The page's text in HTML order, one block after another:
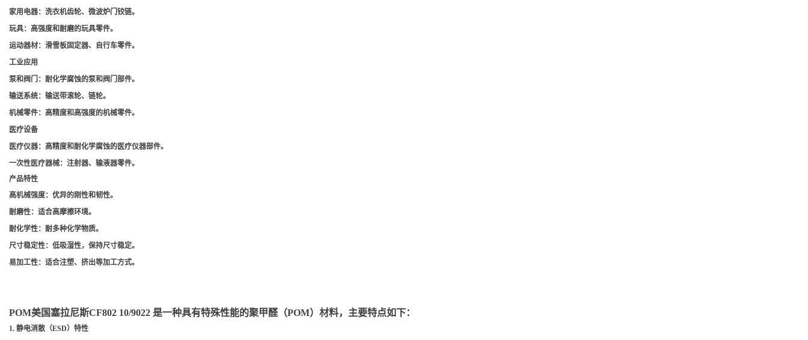
家用电器：洗衣机齿轮、微波炉门铰链。
玩具：高强度和耐磨的玩具零件。
运动器材：滑雪板固定器、自行车零件。
工业应用
泵和阀门 ：耐化学腐蚀的泵和阀门部件。
输送系统：输送带滚轮、链轮。
机械零件：高精度和高强度的机械零件。
医疗设备
医疗仪器：高精度和耐化学腐蚀的医疗仪器部件。
一次性医疗器械：注射器、输液器零件。
产品特性
高机械强度：优异的刚性和韧性。
耐磨性：适合高摩擦环境。
耐化学性：耐多种化学物质。
尺寸稳定性：低吸湿性，保持尺寸稳定。
易加工性：适合注塑、挤出等加工方式。
POM美国塞拉尼斯CF802 10/9022 是一种具有特殊性能的聚甲醛（POM）材料，主要特点如下：
1. 静电消散（ESD）特性